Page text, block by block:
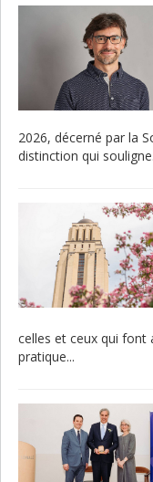
2026, décerné par la
distinction qui
celles et ceux qui font
pratique...